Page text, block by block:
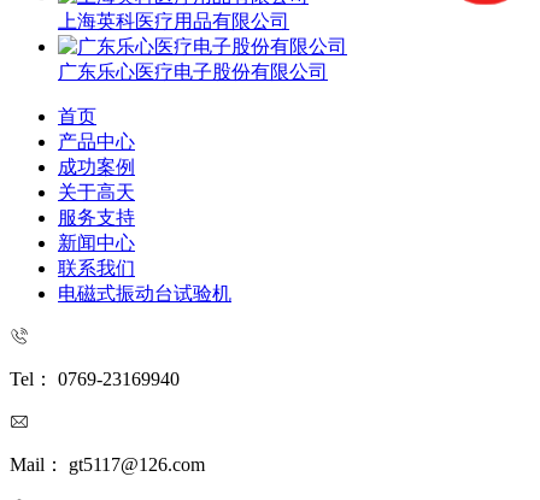
上海英科医疗用品有限公司
广东乐心医疗电子股份有限公司
首页
产品中心
成功案例
关于高天
服务支持
新闻中心
联系我们
电磁式振动台试验机
Tel： 0769-23169940
Mail： gt5117@126.com